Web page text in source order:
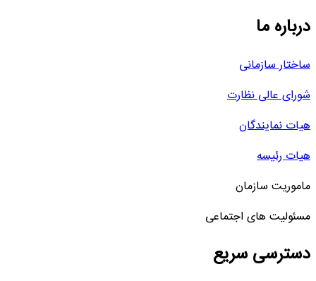
درباره ما
ساختار سازمانی
شورای عالی نظارت
هیات نمایندگان
هیات رئیسه
ماموریت سازمان
مسئولیت های اجتماعی
دسترسی سریع